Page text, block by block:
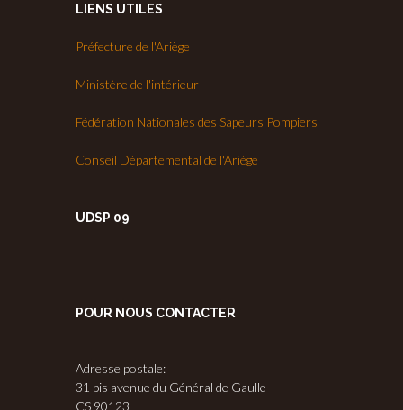
LIENS UTILES
Préfecture de l'Ariège
Ministère de l'intérieur
Fédération Nationales des Sapeurs Pompiers
Conseil Départemental de l'Ariège
UDSP 09
POUR NOUS CONTACTER
Adresse postale:
31 bis avenue du Général de Gaulle
CS 90123